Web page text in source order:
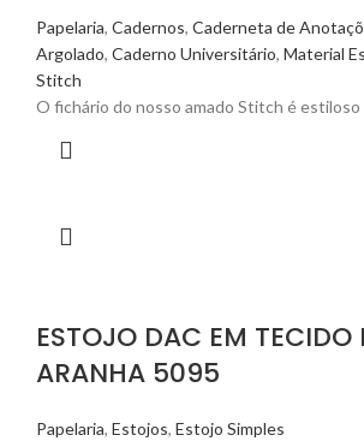
Papelaria, Cadernos, Caderneta de
Argolado, Caderno Universitário, Material
Stitch
O fichário do nosso amado Stitch é estiloso
ESTOJO DAC EM TECIDO
ARANHA 5095
Papelaria, Estojos, Estojo Simples